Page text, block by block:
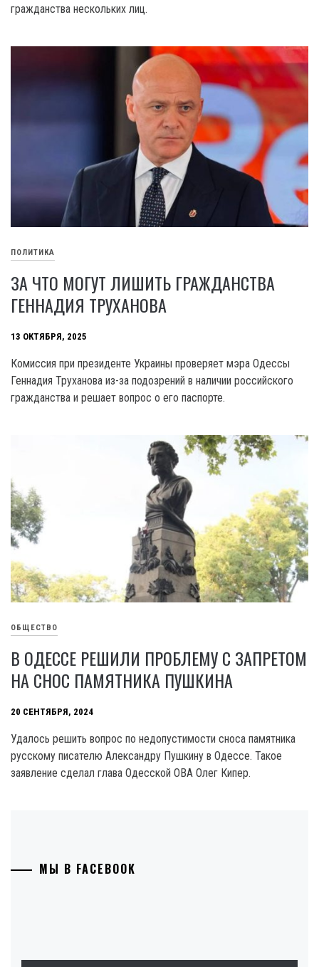
гражданства нескольких лиц.
ПОЛИТИКА
ЗА ЧТО МОГУТ ЛИШИТЬ ГРАЖДАНСТВА
ГЕННАДИЯ ТРУХАНОВА
13 ОКТЯБРЯ, 2025
Комиссия при президенте Украины проверяет мэра Одессы
Геннадия Труханова из-за подозрений в наличии российского
гражданства и решает вопрос о его паспорте.
ОБЩЕСТВО
В ОДЕССЕ РЕШИЛИ ПРОБЛЕМУ С ЗАПРЕТОМ
НА СНОС ПАМЯТНИКА ПУШКИНА
20 СЕНТЯБРЯ, 2024
Удалось решить вопрос по недопустимости сноса памятника
русскому писателю Александру Пушкину в Одессе. Такое
заявление сделал глава Одесской OBA Олег Кипер.
МЫ В FACEBOOK